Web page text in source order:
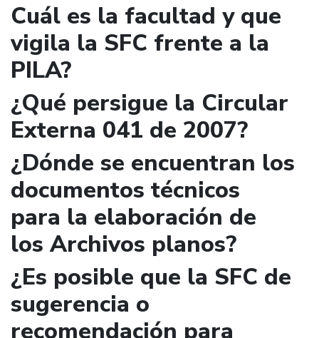
Cuál es la facultad y que
vigila la SFC frente a la
PILA?
¿Qué persigue la Circular
Externa 041 de 2007?
¿Dónde se encuentran los
documentos técnicos
para la elaboración de
los Archivos planos?
¿Es posible que la SFC de
sugerencia o
recomendación para